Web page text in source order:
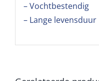
– Vochtbestendig
– Lange levensduur